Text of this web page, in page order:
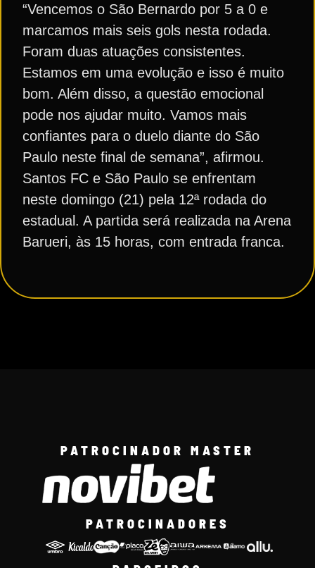
“Vencemos o São Bernardo por 5 a 0 e
marcamos mais seis gols nesta rodada.
Foram duas atuações consistentes.
Estamos em uma evolução e isso é muito
bom. Além disso, a questão emocional
pode nos ajudar muito. Vamos mais
confiantes para o duelo diante do São
Paulo neste final de semana”, afirmou.
Santos FC e São Paulo se enfrentam
neste domingo (21) pela 12ª rodada do
estadual. A partida será realizada na Arena
Barueri, às 15 horas, com entrada franca.
PATROCINADOR MASTER
PATROCINADORES